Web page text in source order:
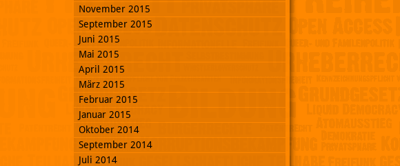
November 2015
September 2015
Juni 2015
Mai 2015
April 2015
März 2015
Februar 2015
Januar 2015
Oktober 2014
September 2014
Juli 2014